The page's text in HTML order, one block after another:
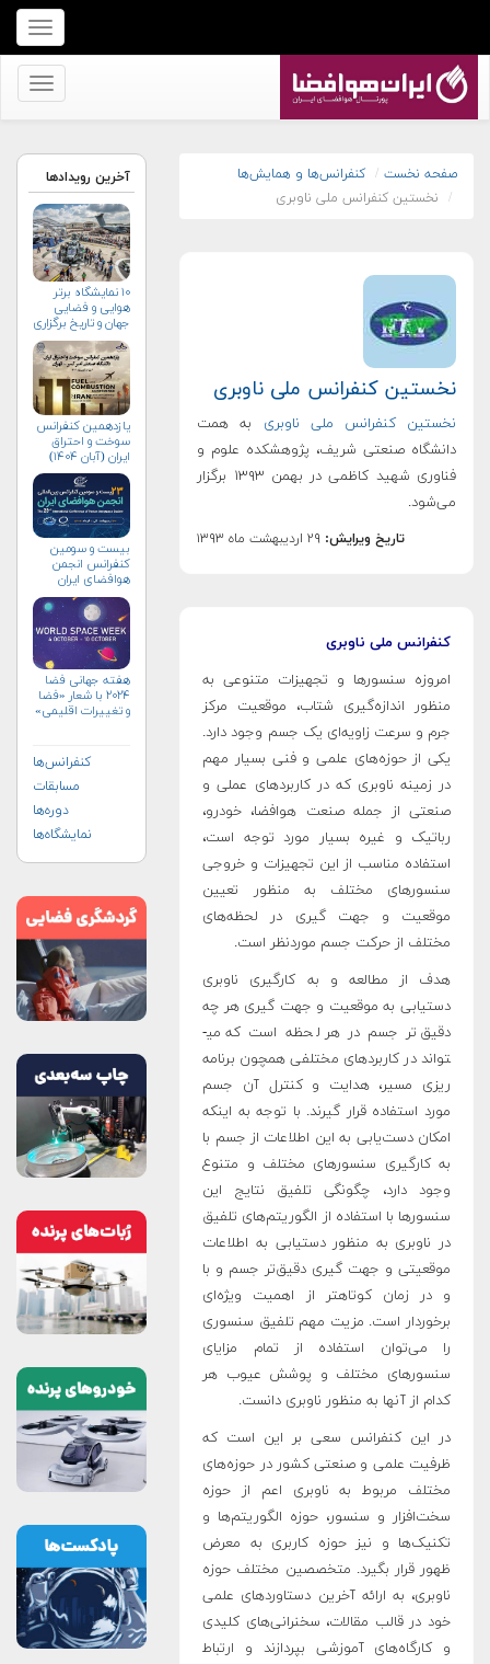
برای
نمایش
منو
برای
کنید
صفحه نخست
کنفرانس‌ها و همایش‌ها
نخستین کنفرانس ملی ناوبری
نخستین کنفرانس ملی ناوبری
نخستین کنفرانس ملی ناوبری به همت
دانشگاه صنعتی شریف، پژوهشکده علوم و
فناوری شهید کاظمی در بهمن ۱۳۹۳ برگزار
می‌شود.
تاریخ ویرایش: ۲۹ اردیبهشت ماه ۱۳۹۳
کنفرانس ملی ناوبری
امروزه سنسورها و تجهیزات متنوعی به
منظور اندازه­‌گیری شتاب، موقعیت مرکز
جرم و سرعت زاویه­‌ای یک جسم وجود دارد.
یکی از حوزه­‌های علمی و فنی بسیار مهم
در زمینه ناوبری که در کاربردهای عملی و
صنعتی از جمله صنعت هوافضا، خودرو،
رباتیک و غیره بسیار مورد توجه است،
استفاده مناسب از این تجهیزات و خروجی
سنسورهای مختلف به منظور تعیین
موقعیت و جهت­ گیری در لحظه­‌های
مختلف از حرکت جسم موردنظر است.
هدف از مطالعه و به کارگیری ناوبری
دستیابی به موقعیت و جهت­ گیری هر چه
دقیق‌­تر جسم در هر لحظه است که می­
تواند در کاربردهای مختلفی همچون برنامه­‌
ریزی مسیر، هدایت و کنترل آن جسم
مورد استفاده قرار گیرند. با توجه به اینکه
امکان دست‌یابی به این اطلاعات از جسم با
به کارگیری سنسورهای مختلف و متنوع
وجود دارد، چگونگی تلفیق نتایج این
سنسورها با استفاده از الگوریتم­‌های تلفیق
در ناوبری به منظور دستیابی به اطلاعات
موقعیتی و جهت­ گیری دقیق­‌تر جسم و با
و در زمان کوتاه­تر از اهمیت ویژه­‌ای
برخوردار است. مزیت مهم تلفیق سنسوری
را می­‌توان استفاده از تمام مزایای
سنسورهای مختلف و پوشش عیوب هر
کدام از آنها به منظور ناوبری دانست.
در این کنفرانس سعی بر این است که
ظرفیت علمی و صنعتی کشور در حوزه­‌های
مختلف مربوط به ناوبری اعم از حوزه
سخت‌افزار و سنسور، حوزه الگوریتم­‌ها و
تکنیک­‌ها و نیز حوزه کاربری به معرض
ظهور قرار بگیرد. متخصصین مختلف حوزه
ناوبری، به ارائه آخرین دستاوردهای علمی
خود در قالب مقالات، سخنرانی­‌های کلیدی
و کارگاه­‌های آموزشی بپردازند و ارتباط
آخرین رویدادها
۱۰ نمایشگاه برتر
هوایی و فضایی
جهان و تاریخ برگزاری
آن‌ها
یازدهمین کنفرانس
سوخت و احتراق
ایران (آبان‌ ۱۴۰۴)
بیست و سومین
کنفرانس انجمن
هوافضای ايران
هفته جهانی فضا
۲۰۲۴ با شعار «فضا
و تغییرات اقلیمی»
کنفرانس‌ها
مسابقات
دوره‌ها
نمایشگاه‌ها